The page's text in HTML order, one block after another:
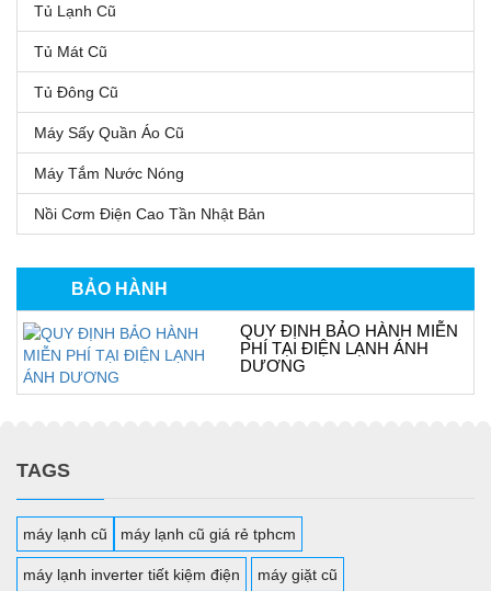
Tủ Lạnh Cũ
Tủ Mát Cũ
Tủ Đông Cũ
Máy Sấy Quần Áo Cũ
Máy Tắm Nước Nóng
Nồi Cơm Điện Cao Tần Nhật Bản
BẢO HÀNH
QUY ĐỊNH BẢO HÀNH MIỄN
PHÍ TẠI ĐIỆN LẠNH ÁNH
DƯƠNG
TAGS
máy lạnh cũ máy lạnh cũ giá rẻ tphcm
máy lạnh inverter tiết kiệm điện máy giặt cũ